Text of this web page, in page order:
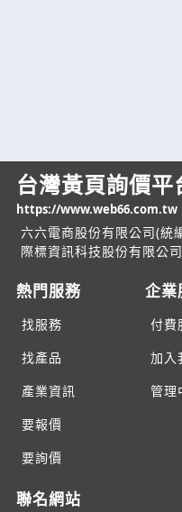
台灣黃頁詢價平
https://www.web66.com.tw
六六電商股份有限公司(統
際標資訊科技股份有限公
熱門服務
找服務
找產品
產業資訊
要報價
要詢價
企業
付費
加入
管理
聯名網站